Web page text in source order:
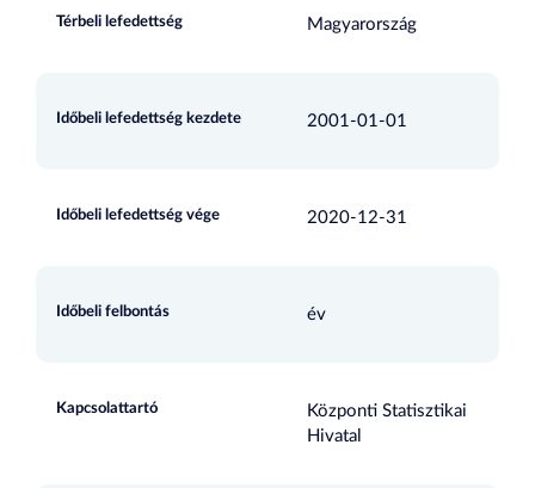
Térbeli lefedettség Magyarország
Időbeli lefedettség kezdete 2001-01-01
Időbeli lefedettség vége 2020-12-31
Időbeli felbontás év
Kapcsolattartó
Központi Statisztikai
Hivatal